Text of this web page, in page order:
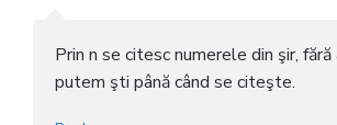
Prin n se citesc numerele din şir, fără
putem şti până când se citeşte.